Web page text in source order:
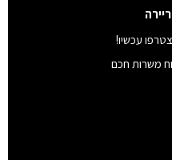
עכשיו!
משרות חכם